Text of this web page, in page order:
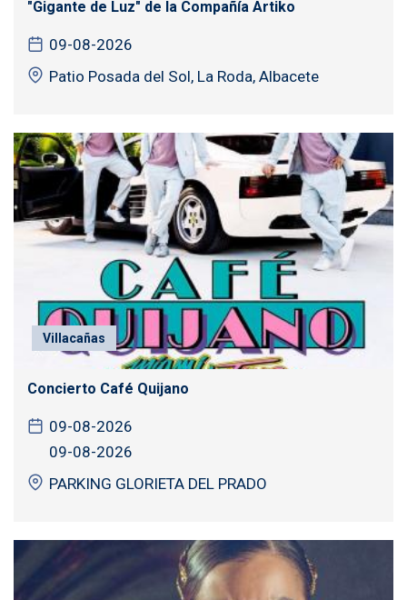
"Gigante de Luz" de la Compañía Artiko
09-08-2026
Patio Posada del Sol, La Roda, Albacete
Villacañas
Concierto Café Quijano
09-08-2026
09-08-2026
PARKING GLORIETA DEL PRADO